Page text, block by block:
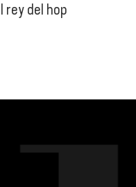
rey del hop